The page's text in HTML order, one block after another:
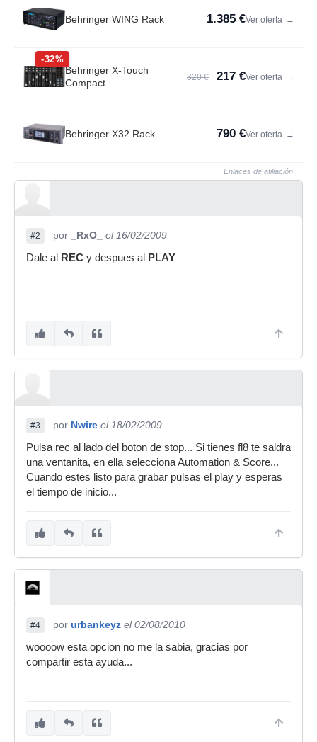
Behringer WING Rack 1.385 €Ver oferta →
-32%
Behringer X-Touch
Compact
320 € 217 €Ver oferta →
Behringer X32 Rack 790 €Ver oferta →
Enlaces de afiliación
#2 por _RxO_
el 16/02/2009
Dale al
REC y despues al PLAY
#3 por Nwire el 18/02/2009
Pulsa rec al lado del boton de stop... Si tienes fl8 te saldra
una ventanita, en ella selecciona Automation & Score...
Cuando estes listo para grabar pulsas el play y esperas
el tiempo de inicio...
#4 por urbankeyz el 02/08/2010
woooow esta opcion no me la sabia, gracias por
compartir esta ayuda...